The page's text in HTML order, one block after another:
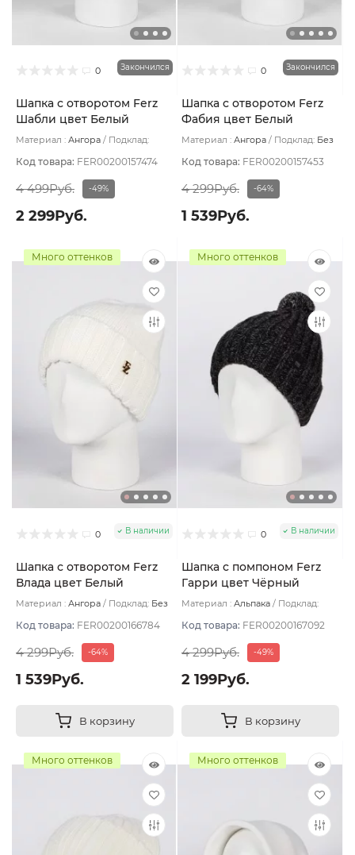
0 Закончился
Шапка с отворотом Ferz
Шабли цвет Белый
Материал : Ангора
Подклад:
Код товара: FER00200157474
4 499Руб. -49%
2 299Руб.
0 Закончился
Шапка с отворотом Ferz
Фабия цвет Белый
Материал : Ангора Подклад: Без
Код товара: FER00200157453
4 299Руб. -64%
1 539Руб.
Много оттенков
0 В наличии
Шапка с отворотом Ferz
Влада цвет Белый
Материал : Ангора Подклад: Без
Код товара: FER00200166784
4 299Руб. -64%
1 539Руб.
В корзину
Много оттенков
0 В наличии
Шапка с помпоном Ferz
Гарри цвет Чёрный
Материал : Альпака
Подклад:
Код товара: FER00200167092
4 299Руб. -49%
2 199Руб.
В корзину
Много оттенков Много оттенков